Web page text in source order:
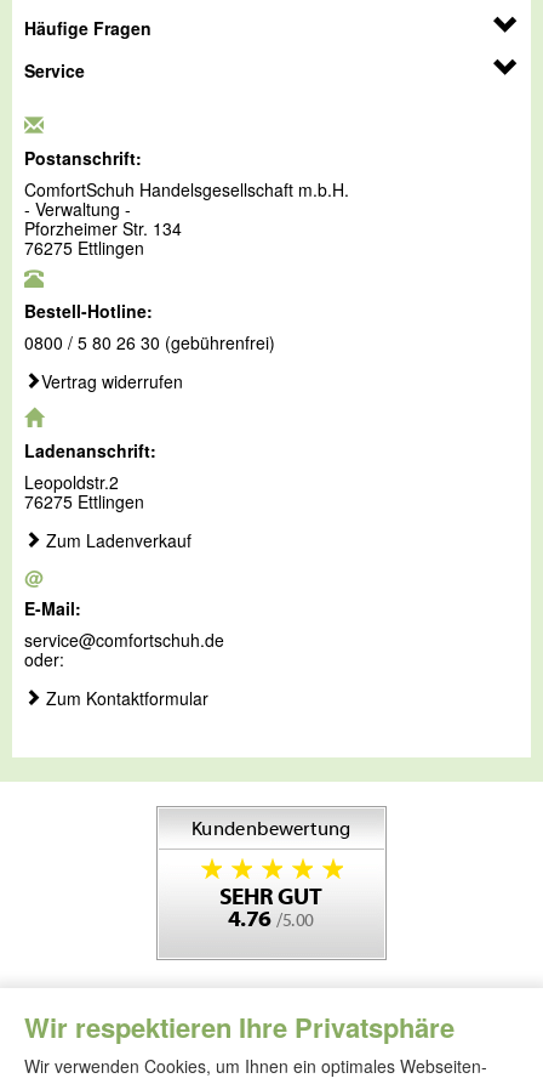
Wir respektieren Ihre Privatsphäre
Wir verwenden Cookies, um Ihnen ein optimales Webseiten-
Häufige Fragen
Service
Postanschrift:
ComfortSchuh Handelsgesellschaft m.b.H.
- Verwaltung -
Pforzheimer Str. 134
76275 Ettlingen
Bestell-Hotline:
0800 / 5 80 26 30 (gebührenfrei)
Vertrag widerrufen
Ladenanschrift:
Leopoldstr.2
76275 Ettlingen
Zum Ladenverkauf
@
E-Mail:
service@comfortschuh.de
oder:
Zum Kontaktformular